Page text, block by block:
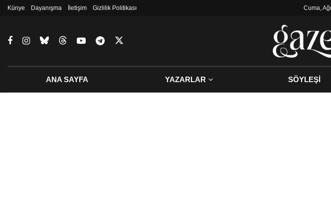
Künye Dayanışma İletişim Gizlilik Politikası Cuma,
ANA SAYFA YAZARLAR SÖYLEŞİ